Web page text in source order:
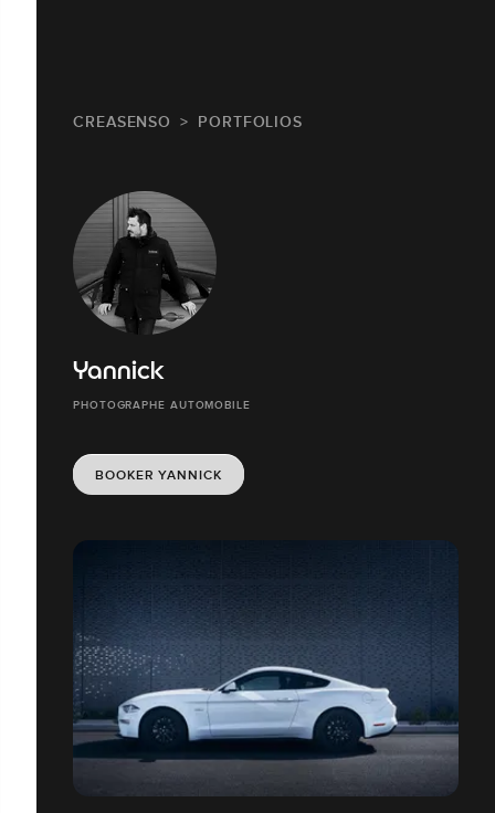
CREASENSO PORTFOLIOS
Yannick
PHOTOGRAPHE AUTOMOBILE
BOOKER YANNICK